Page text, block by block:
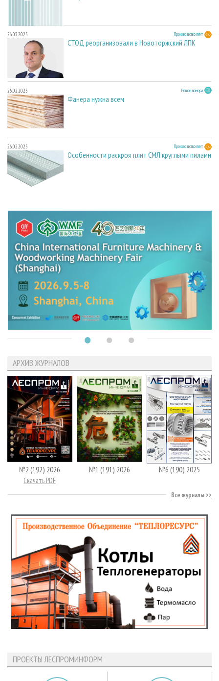
26.03.2025 Производство плит
СТОД реорганизовали в Новоторжский ЛПК
26.02.2025 Регион номера
Фанера нужна всем
26.02.2025 Производство плит
Особенности раскроя плит СМЛ круглыми пилами
АРХИВ ЖУРНАЛОВ
№2 (192) 2026
Скачать PDF
№1 (191) 2026 №6 (190) 2025
Все журналы
ПРОЕКТЫ ЛЕСПРОМИНФОРМ